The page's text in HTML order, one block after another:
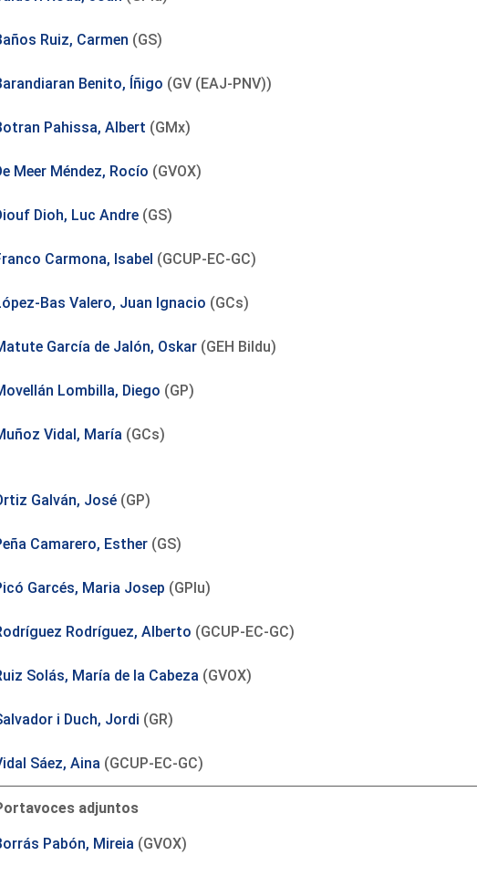
Ruiz, Carmen (GS)
Benito, Íñigo (GV (EAJ-PNV))
Pahissa, Albert (GMx)
Meer Méndez, Rocío (GVOX)
Dioh, Luc Andre(GS)
Carmona, Isabel (GCUP-EC-GC)
Bas Valero, Juan Ignacio (GCs)
García de Jalón, Oskar(GEH Bildu)
Lombilla, Diego (GP)
Vidal, María (GCs)
Galván, José(GP)
Camarero, Esther(GS)
Garcés, Maria Josep (GPlu)
Rodríguez, Alberto (GCUP-EC-GC)
Solás, María de la Cabeza (GVOX)
i Duch, Jordi (GR)
Sáez, Aina (GCUP-EC-GC)
adjuntos
Pabón, Mireia (GVOX)